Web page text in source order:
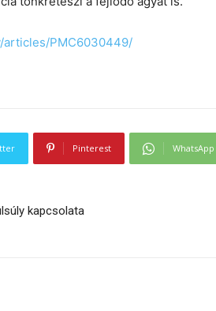
articles/PMC6030449/
Pinterest WhatsApp
kapcsolata